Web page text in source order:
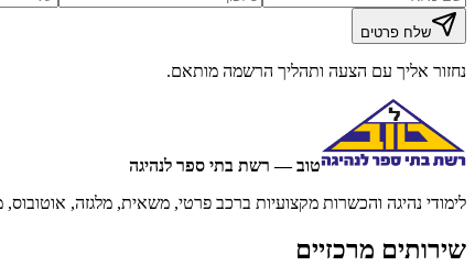
שלח פרטים
נחזור אליך עם הצעה ותהליך הרשמה מותאם.
טוב — רשת בתי ספר לנהיגה
לימודי נהיגה והכשרות מקצועיות ברכב פרטי, משאית, מלגזה, אוטובוס,
שירותים מרכזיים